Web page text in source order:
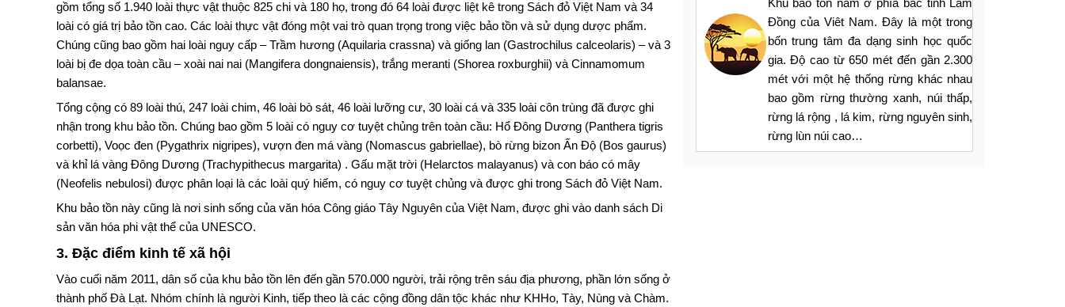
gồm tổng số 1.940 loài thực vật thuộc 825 chi và 180 họ, trong đó 64 loài được liệt kê trong Sách đỏ Việt Nam và 34
loài có giá trị bảo tồn cao. Các loài thực vật đóng một vai trò quan trọng trong việc bảo tồn và sử dụng dược phẩm.
Chúng cũng bao gồm hai loài nguy cấp – Trầm hương (Aquilaria crassna) và giống lan (Gastrochilus calceolaris) – và 3
loài bị đe dọa toàn cầu – xoài nai nai (Mangifera dongnaiensis), trắng meranti (Shorea roxburghii) và Cinnamomum
balansae.
Tổng cộng có 89 loài thú, 247 loài chim, 46 loài bò sát, 46 loài lưỡng cư, 30 loài cá và 335 loài côn trùng đã được ghi
nhận trong khu bảo tồn. Chúng bao gồm 5 loài có nguy cơ tuyệt chủng trên toàn cầu: Hổ Đông Dương (Panthera tigris
corbetti), Voọc đen (Pygathrix nigripes), vượn đen má vàng (Nomascus gabriellae), bò rừng bizon Ấn Độ (Bos gaurus)
và khỉ lá vàng Đông Dương (Trachypithecus margarita) . Gấu mặt trời (Helarctos malayanus) và con báo có mây
(Neofelis nebulosi) được phân loại là các loài quý hiếm, có nguy cơ tuyệt chủng và được ghi trong Sách đỏ Việt Nam.
Khu bảo tồn này cũng là nơi sinh sống của văn hóa Công giáo Tây Nguyên của Việt Nam, được ghi vào danh sách Di
sản văn hóa phi vật thể của UNESCO.
3. Đặc điểm kinh tế xã hội
Vào cuối năm 2011, dân số của khu bảo tồn lên đến gần 570.000 người, trải rộng trên sáu địa phương, phần lớn sống ở
thành phố Đà Lạt. Nhóm chính là người Kinh, tiếp theo là các cộng đồng dân tộc khác như KHHo, Tày, Nùng và Chàm.
Khu bảo tồn nằm ở phía bắc tỉnh Lâm
Đồng của Viêt Nam. Đây là một trong
bốn trung tâm đa dạng sinh học quốc
gia. Độ cao từ 650 mét đến gần 2.300
mét với một hệ thống rừng khác nhau
bao gồm rừng thường xanh, núi thấp,
rừng lá rộng , lá kim, rừng nguyên sinh,
rừng lùn núi cao…